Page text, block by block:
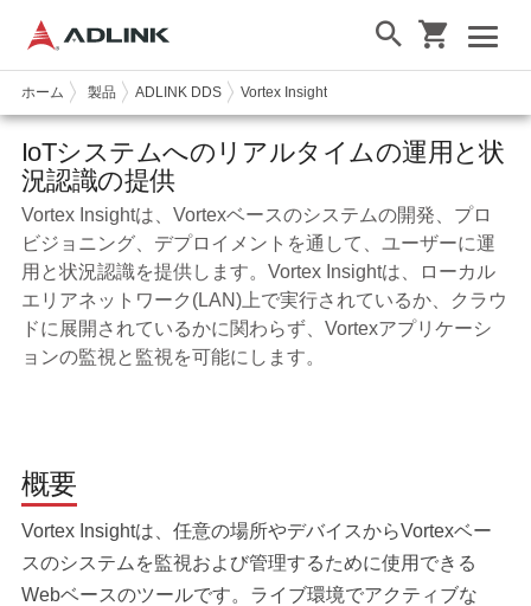
ホーム 製品 ADLINK DDS Vortex Insight
IoTシステムへのリアルタイムの運用と状
況認識の提供
Vortex Insightは、Vortexベースのシステムの開発、プロ
ビジョニング、デプロイメントを通して、ユーザーに運
用と状況認識を提供します。Vortex Insightは、ローカル
エリアネットワーク(LAN)上で実行されているか、クラウ
ドに展開されているかに関わらず、Vortexアプリケーシ
ョンの監視と監視を可能にします。
概要
Vortex Insightは、任意の場所やデバイスからVortexベー
スのシステムを監視および管理するために使用できる
Webベースのツールです。ライブ環境でアクティブな